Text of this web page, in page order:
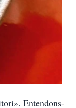
Entendons-